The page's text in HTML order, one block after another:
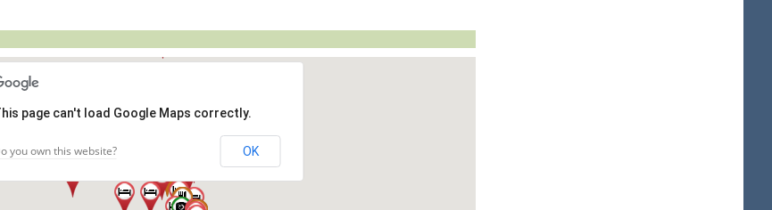
page can't load Google Maps correctly.
you own this website? OK